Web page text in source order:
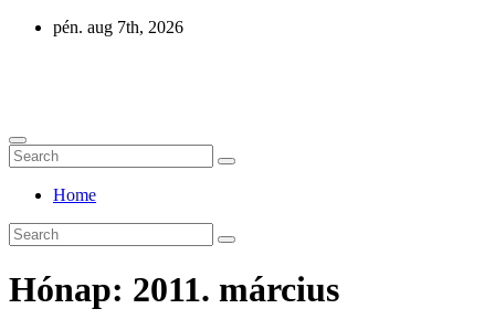
Skip
pén. aug 7th, 2026
Home
Hónap: 2011. március